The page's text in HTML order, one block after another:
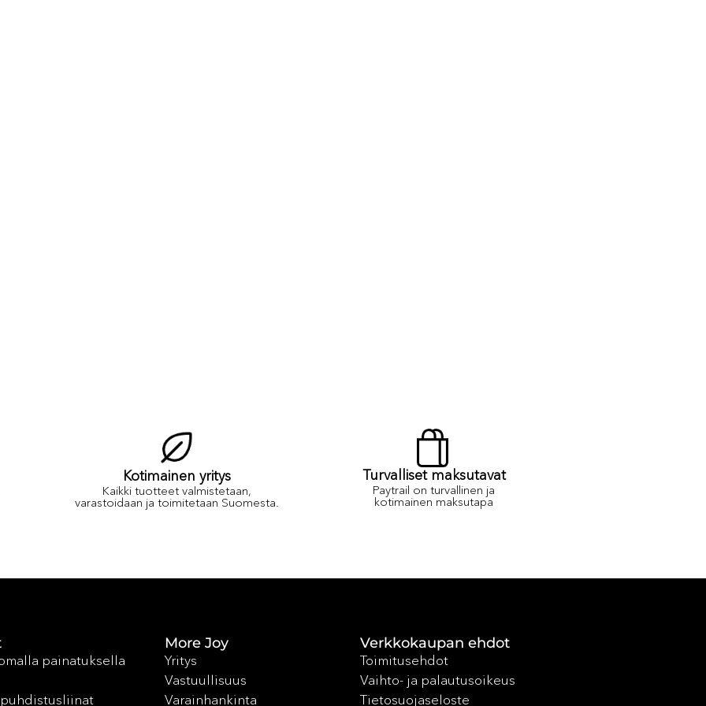
Kotimainen yritys
Kaikki tuotteet valmistetaan,
varastoidaan ja toimitetaan Suomesta.
Turvalliset maksutavat
Paytrail on turvallinen ja
kotimainen maksutapa
painatuksella
puhdistusliinat
More Joy
Yritys
Vastuullisuus
Varainhankinta
Verkkokaupan ehdot
Toimitusehdot
Vaihto- ja palautusoikeus
Tietosuojaseloste